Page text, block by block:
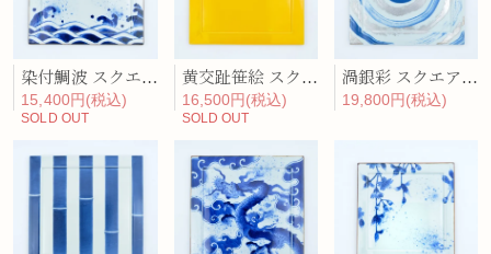
染付鯛波 スクエア・ディナープレート
15,400円(税込)
SOLD OUT
黄交趾笹絵 スクエア・ディナープレート
16,500円(税込)
SOLD OUT
渦銀彩 スクエア・ディナープレート
19,800円(税込)